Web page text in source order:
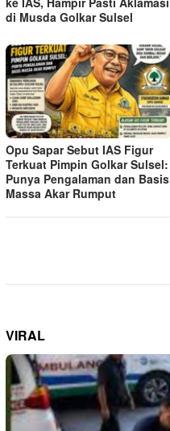
di Musda Golkar Sulsel
Opu Sapar Sebut IAS Figur
Terkuat Pimpin Golkar Sulsel:
Punya Pengalaman dan Basis
Massa Akar Rumput
VIRAL